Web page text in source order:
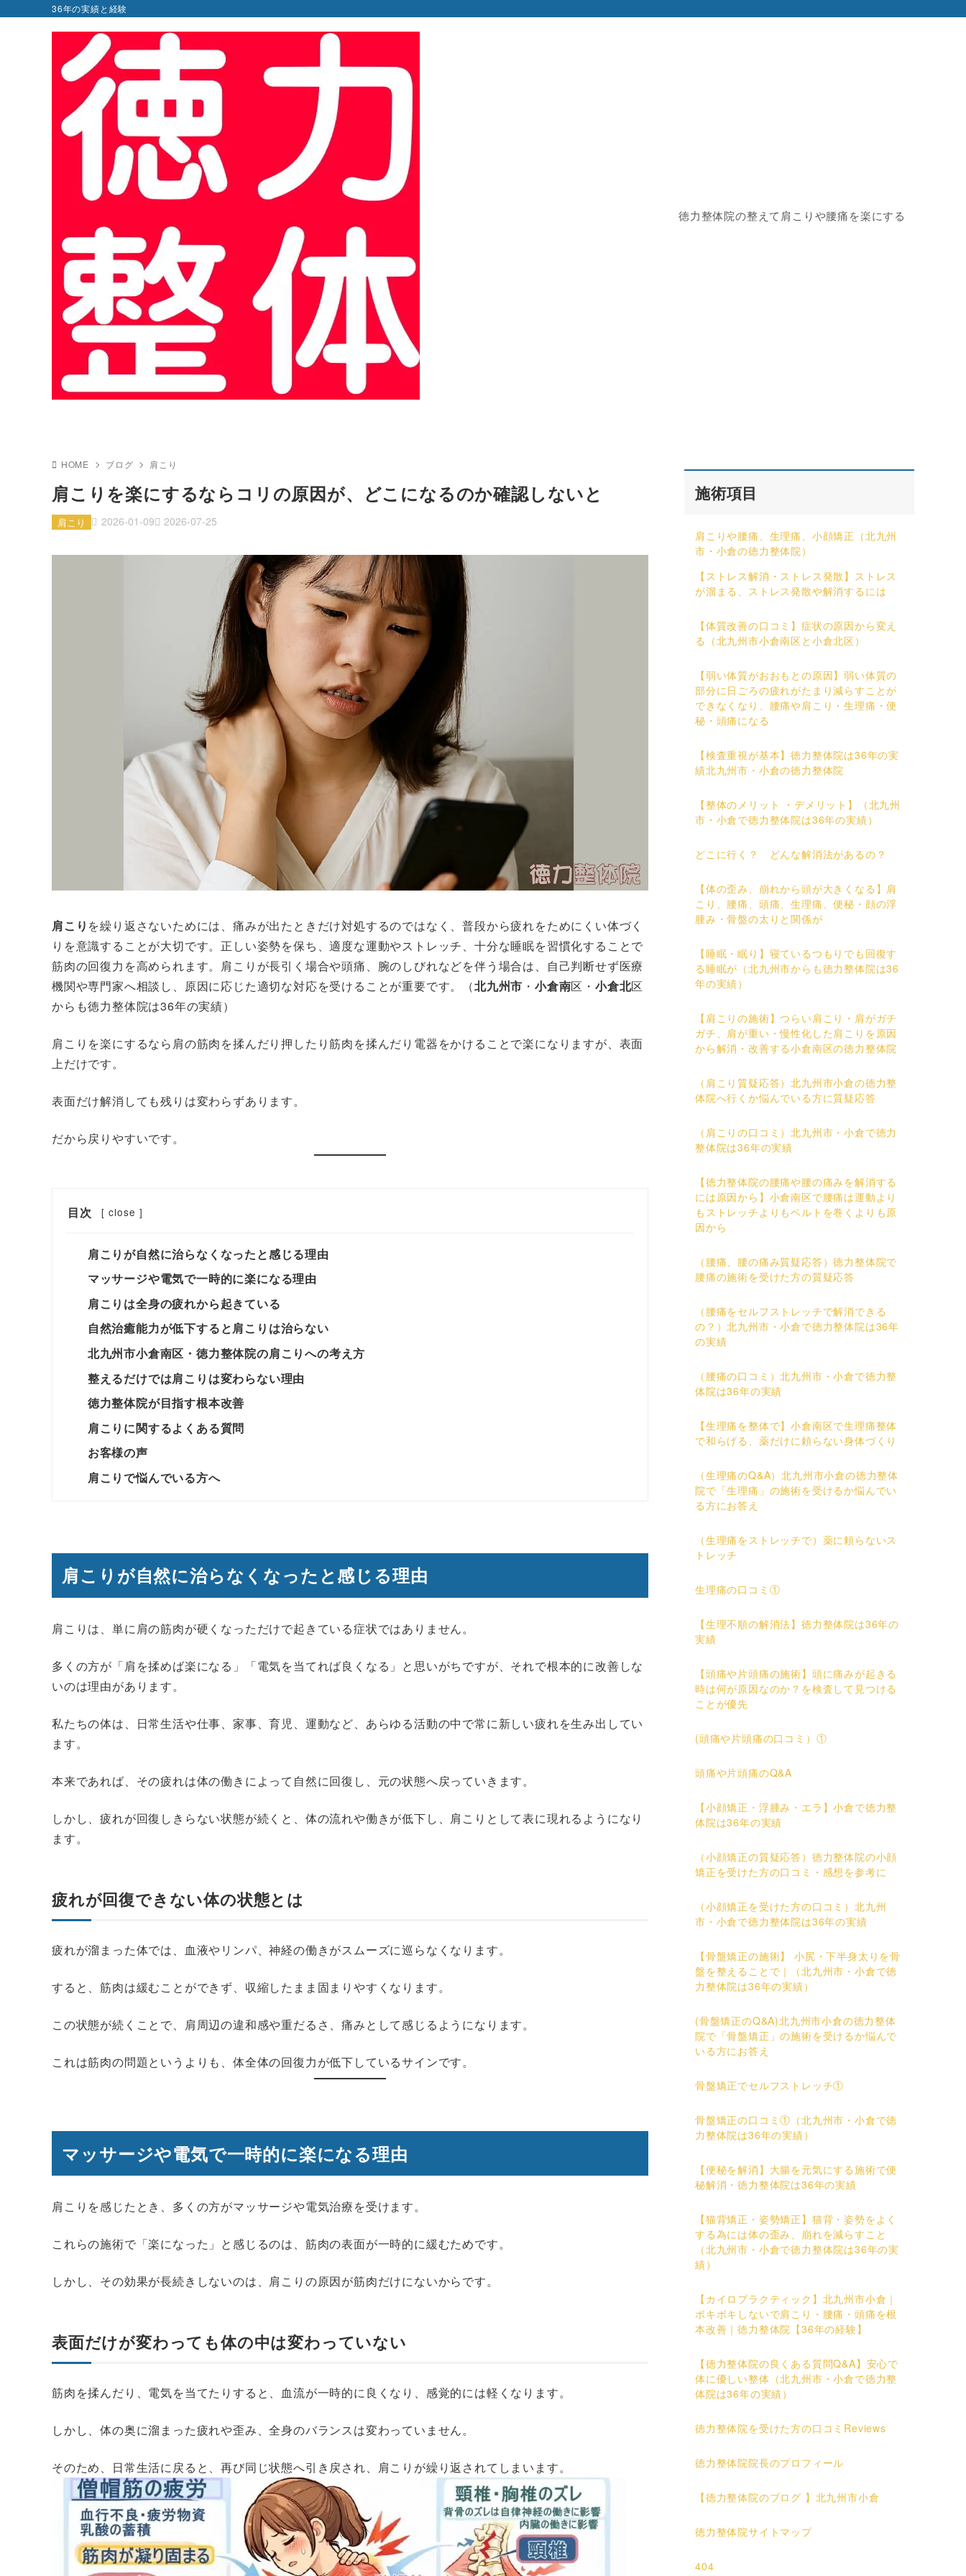
36年の実績と経験
徳力整体院の整えて肩こりや腰痛を楽にする
HOME ブログ 肩こり
肩こりを楽にするならコリの原因が、どこになるのか確認しないと
2026-01-09 2026-07-25
肩こり
肩こり を繰り返さないためには、痛みが出たときだけ対処するのではなく、普段から疲れをためにくい体づく
りを意識することが大切です。正しい姿勢を保ち、適度な運動やストレッチ、十分な睡眠を習慣化することで
筋肉の回復力を高められます。肩こりが長引く場合や頭痛、腕のしびれなどを伴う場合は、自己判断せず医療
機関や専門家へ相談し、原因に応じた適切な対応を受けることが重要です。（北九州市 ・小倉南区・小倉北区
からも徳力整体院は36年の実績）
肩こりを楽にするなら肩の筋肉を揉んだり押したり筋肉を揉んだり電器をかけることで楽になりますが、表面
上だけです。
表面だけ解消しても残りは変わらずあります。
だから戻りやすいです。
目次 [ close ]
肩こりが自然に治らなくなったと感じる理由
マッサージや電気で一時的に楽になる理由
肩こりは全身の疲れから起きている
自然治癒能力が低下すると肩こりは治らない
北九州市小倉南区・徳力整体院の肩こりへの考え方
整えるだけでは肩こりは変わらない理由
徳力整体院が目指す根本改善
肩こりに関するよくある質問
お客様の声
肩こりで悩んでいる方へ
肩こりが自然に治らなくなったと感じる理由
肩こりは、単に肩の筋肉が硬くなっただけで起きている症状ではありません。
多くの方が「肩を揉めば楽になる」「電気を当てれば良くなる」と思いがちですが、それで根本的に改善しな
いのは理由があります。
私たちの体は、日常生活や仕事、家事、育児、運動など、あらゆる活動の中で常に新しい疲れを生み出してい
ます。
本来であれば、その疲れは体の働きによって自然に回復し、元の状態へ戻っていきます。
しかし、疲れが回復しきらない状態が続くと、体の流れや働きが低下し、肩こりとして表に現れるようになり
ます。
疲れが回復できない体の状態とは
疲れが溜まった体では、血液やリンパ、神経の働きがスムーズに巡らなくなります。
すると、筋肉は緩むことができず、収縮したまま固まりやすくなります。
この状態が続くことで、肩周辺の違和感や重だるさ、痛みとして感じるようになります。
これは筋肉の問題というよりも、体全体の回復力が低下しているサインです。
マッサージや電気で一時的に楽になる理由
肩こりを感じたとき、多くの方がマッサージや電気治療を受けます。
これらの施術で「楽になった」と感じるのは、筋肉の表面が一時的に緩むためです。
しかし、その効果が長続きしないのは、肩こりの原因が筋肉だけにないからです。
表面だけが変わっても体の中は変わっていない
筋肉を揉んだり、電気を当てたりすると、血流が一時的に良くなり、感覚的には軽くなります。
しかし、体の奥に溜まった疲れや歪み、全身のバランスは変わっていません。
そのため、日常生活に戻ると、再び同じ状態へ引き戻され、肩こりが繰り返されてしまいます。
施術項目
肩こりや腰痛、生理痛、小顔矯正（北九州
市・小倉の徳力整体院）
【ストレス解消・ストレス発散】ストレス
が溜まる、ストレス発散や解消するには
【体質改善の口コミ】症状の原因から変え
る（北九州市小倉南区と小倉北区）
【弱い体質がおおもとの原因】弱い体質の
部分に日ごろの疲れがたまり減らすことが
できなくなり、腰痛や肩こり・生理痛・便
秘・頭痛になる
【検査重視が基本】徳力整体院は36年の実
績北九州市・小倉の徳力整体院
【整体のメリット ・デメリット】（北九州
市・小倉で徳力整体院は36年の実績）
どこに行く？ どんな解消法があるの？
【体の歪み、崩れから頭が大きくなる】肩
こり、腰痛、頭痛、生理痛、便秘・顔の浮
腫み・骨盤の太りと関係が
【睡眠・眠り】寝ているつもりでも回復す
る睡眠が（北九州市からも徳力整体院は36
年の実績）
【肩こりの施術】つらい肩こり・肩がガチ
ガチ、肩が重い・慢性化した肩こりを原因
から解消・改善する小倉南区の徳力整体院
（肩こり質疑応答）北九州市小倉の徳力整
体院へ行くか悩んでいる方に質疑応答
（肩こりの口コミ）北九州市・小倉で徳力
整体院は36年の実績
【徳力整体院の腰痛や腰の痛みを解消する
には原因から】小倉南区で腰痛は運動より
もストレッチよりもベルトを巻くよりも原
因から
（腰痛、腰の痛み質疑応答）徳力整体院で
腰痛の施術を受けた方の質疑応答
（腰痛をセルフストレッチで解消できる
の？）北九州市・小倉で徳力整体院は36年
の実績
（腰痛の口コミ）北九州市・小倉で徳力整
体院は36年の実績
【生理痛を整体で】小倉南区で生理痛整体
で和らげる、薬だけに頼らない身体づくり
（生理痛のQ&A）北九州市小倉の徳力整体
院で「生理痛」の施術を受けるか悩んでい
る方にお答え
（生理痛をストレッチで）薬に頼らないス
トレッチ
生理痛の口コミ①
【生理不順の解消法】徳力整体院は36年の
実績
【頭痛や片頭痛の施術】頭に痛みが起きる
時は何が原因なのか？を検査して見つける
ことが優先
(頭痛や片頭痛の口コミ）①
頭痛や片頭痛のQ&A
【小顔矯正・浮腫み・エラ】小倉で徳力整
体院は36年の実績
（小顔矯正の質疑応答）徳力整体院の小顔
矯正を受けた方の口コミ・感想を参考に
（小顔矯正を受けた方の口コミ）北九州
市・小倉で徳力整体院は36年の実績
【骨盤矯正の施術】 小尻・下半身太りを骨
盤を整えることで｜（北九州市・小倉で徳
力整体院は36年の実績）
(骨盤矯正のQ&A)北九州市小倉の徳力整体
院で「骨盤矯正」の施術を受けるか悩んで
いる方にお答え
骨盤矯正でセルフストレッチ①
骨盤矯正の口コミ①（北九州市・小倉で徳
力整体院は36年の実績）
【便秘を解消】大腸を元気にする施術で便
秘解消・徳力整体院は36年の実績
【猫背矯正・姿勢矯正】猫背・姿勢をよく
する為には体の歪み、崩れを減らすこと
（北九州市・小倉で徳力整体院は36年の実
績）
【カイロプラクティック】北九州市小倉｜
ボキボキしないで肩こり・腰痛・頭痛を根
本改善｜徳力整体院【36年の経験】
【徳力整体院の良くある質問Q&A】安心で
体に優しい整体（北九州市・小倉で徳力整
体院は36年の実績）
徳力整体院を受けた方の口コミReviews
徳力整体院院長のプロフィール
【徳力整体院のブログ 】北九州市小倉
徳力整体院サイトマップ
404